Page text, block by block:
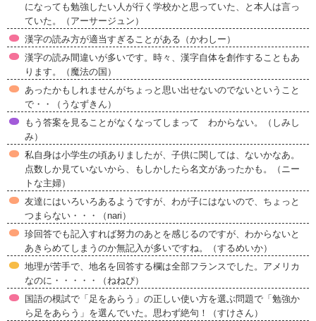
になっても勉強したい人が行く学校かと思っていた、と本人は言っ
ていた。（アーサージュン）
漢字の読み方が適当すぎることがある（かわしー）
漢字の読み間違いが多いです。時々、漢字自体を創作することもあ
ります。（魔法の国）
あったかもしれませんがちょっと思い出せないのでないということ
で・・（うなずきん）
もう答案を見ることがなくなってしまって わからない。（しみし
み）
私自身は小学生の頃ありましたが、子供に関しては、ないかなあ。
点数しか見ていないから、もしかしたら名文があったかも。（ニー
トな主婦）
友達にはいろいろあるようですが、わが子にはないので、ちょっと
つまらない・・・（nari）
珍回答でも記入すれば努力のあとを感じるのですが、わからないと
あきらめてしまうのか無記入が多いですね。（するめいか）
地理が苦手で、地名を回答する欄は全部フランスでした。アメリカ
なのに・・・・・（ねねぴ）
国語の模試で「足をあらう」の正しい使い方を選ぶ問題で「勉強か
ら足をあらう」を選んでいた。思わず絶句！（すけさん）